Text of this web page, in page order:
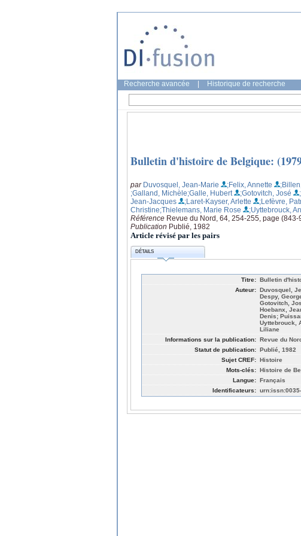
Recherche avancée Historique de recherche
Bulletin d'histoire de Belgique:
par Duvosquel, Jean-Marie ;Felix, Annette
;Galland, Michèle;Galle, Hubert ;Gotovitch, José
Jean-Jacques
;Laret-Kayser, Arlette ;Lefèvre,
Christine;Thielemans, Marie Rose ;Uyttebrouck,
Référence Revue du Nord, 64, 254-255, page (843-
Publication Publié, 1982
Article révisé par les pairs
DÉTAILS
Titre: Bulletin
Auteur: Duvosquel,
Despy,
Gotovitch,
Hoebanx,
Denis;
Uyttebrouck,
Liliane
Informations sur la publication: Revue du
Statut de publication: Publié, 1982
Sujet CREF: Histoire
Mots-clés: Histoire de
Langue: Français
Identificateurs: